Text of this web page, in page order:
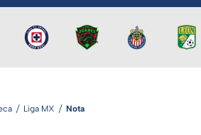
Liga MX Nota